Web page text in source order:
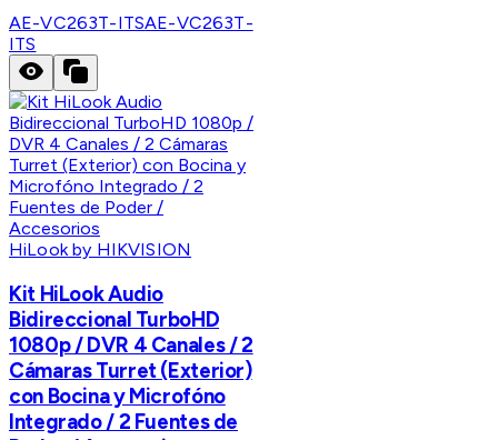
AE-VC263T-ITSAE-VC263T-
ITS
HiLook by HIKVISION
Kit HiLook Audio
Bidireccional TurboHD
1080p / DVR 4 Canales / 2
Cámaras Turret (Exterior)
con Bocina y Microfóno
Integrado / 2 Fuentes de